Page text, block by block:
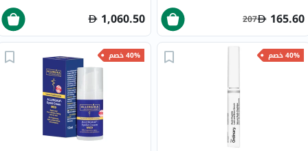
165.60
207
1,060.50
40% خصم 40% خصم